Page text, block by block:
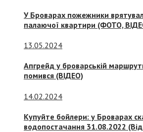
У Броварах пожежники
палаючої квартири (ФОТО,
13.05.2024
Апгрейд у броварській
помився (ВІДЕО)
14.02.2024
Купуйте бойлери: у Броварах
водопостачання 31.08.2022